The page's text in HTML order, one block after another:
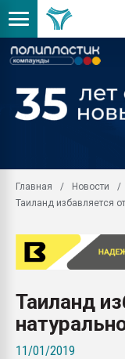
Главная
Новости
Таиланд избавляется
Таиланд
11/01/2019